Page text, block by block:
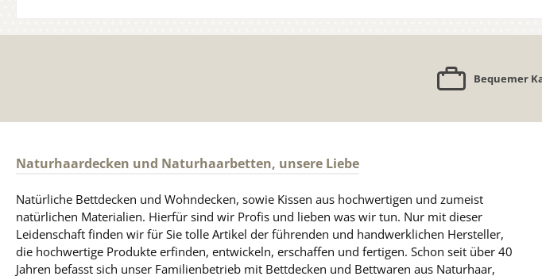
Bequemer
Naturhaardecken und Naturhaarbetten, unsere Liebe
Natürliche Bettdecken und Wohndecken, sowie Kissen aus hochwertigen und zumeist
natürlichen Materialien. Hierfür sind wir Profis und lieben was wir tun. Nur mit dieser
Leidenschaft finden wir für Sie tolle Artikel der führenden und handwerklichen Hersteller,
die hochwertige Produkte erfinden, entwickeln, erschaffen und fertigen. Schon seit über 40
Jahren befasst sich unser Familienbetrieb mit Bettdecken und Bettwaren aus Naturhaar,